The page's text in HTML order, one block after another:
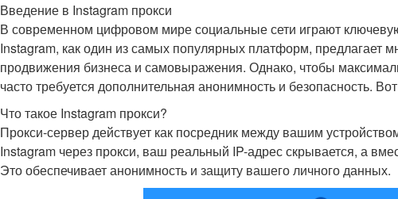
Введение в Instagram прокси
В современном цифровом мире социальные сети играют
Instagram, как один из самых популярных платформ, предлагает
продвижения бизнеса и самовыражения. Однако, чтобы
часто требуется дополнительная анонимность и безопасность.
Что такое Instagram прокси?
Прокси-сервер действует как посредник между вашим
Instagram через прокси, ваш реальный IP-адрес скрывается, а
Это обеспечивает анонимность и защиту вашего личного данных.